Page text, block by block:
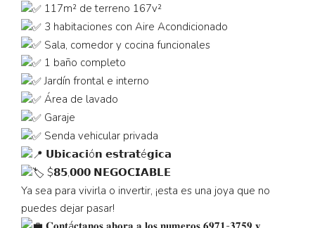
117m² de terreno 167v²
3 habitaciones con Aire Acondicionado
Sala, comedor y cocina funcionales
1 baño completo
Jardín frontal e interno
Área de lavado
Garaje
Senda vehicular privada
𝗨𝗯𝗶𝗰𝗮𝗰𝗶ó𝗻 𝗲𝘀𝘁𝗿𝗮𝘁é𝗴𝗶𝗰𝗮
$𝟴𝟱,𝟬𝟬𝟬 𝗡𝗘𝗚𝗢𝗖𝗜𝗔𝗕𝗟𝗘
Ya sea para vivirla o invertir, ¡esta es una joya que no
puedes dejar pasar!